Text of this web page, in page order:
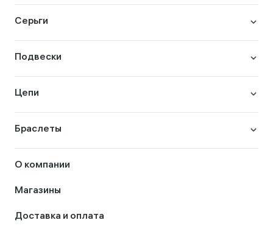
Серьги
Подвески
Цепи
Браслеты
О компании
Магазины
Доставка и оплата